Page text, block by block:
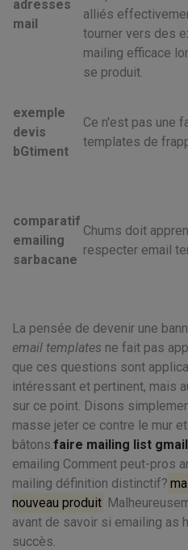
adresses
mail
alliés
tourner vers des
mailing efficace
se produit.
exemple
devis
bGtiment
Ce n'est pas une
templates de
comparatif
emailing
sarbacane
Chums doit
respecter email
La pensée de devenir une
email templates ne fait pas
que ces questions sont
intéressant et pertinent, mais
sur ce point. Disons
masse jeter ce contre le mur
bâtons.faire mailing list gmail
emailing Comment peut-pros
mailing définition distinctif?
nouveau produit
avant de savoir si emailing as
succès.